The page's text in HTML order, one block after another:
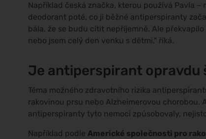
Například česká značka, kterou používá Pavla
deodorant poté, co ji běžné antiperspiranty
bála, že se budu cítit nepříjemně. Ale
nebo jsem celý den venku s dětmi," říká.
Je antiperspirant opravdu
Téma možného zdravotního rizika
rakovinou prsu nebo Alzheimerovou chorobou.
antiperspiranty tyto nemoci způsobovaly,
Například podle Americké společnosti pro